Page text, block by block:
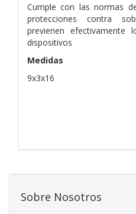
Cumple con las normas
protecciones contra
previenen
dispositivos
Medidas
9x3x16
Sobre Nosotros